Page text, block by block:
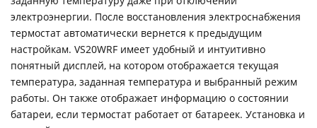
электроэнергии. После восстановления электроснабжения
термостат автоматически вернется к предыдущим
настройкам. VS20WRF имеет удобный и интуитивно
понятный дисплей, на котором отображается текущая
температура, заданная температура и выбранный режим
работы. Он также отображает информацию о состоянии
батареи, если термостат работает от батареек. Установка и